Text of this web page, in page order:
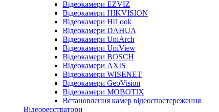
Відеокамери EZVIZ
Відеокамери HIKVISION
Відеокамери HiLook
Відеокамери DAHUA
Відеокамери UniArch
Відеокамери UniView
Відеокамери BOSCH
Відеокамери AXIS
Відеокамери WISENET
Відеокамери GeoVision
Відеокамери MOBOTIX
Встановлення камер відеоспостереження
Відеореєстратори